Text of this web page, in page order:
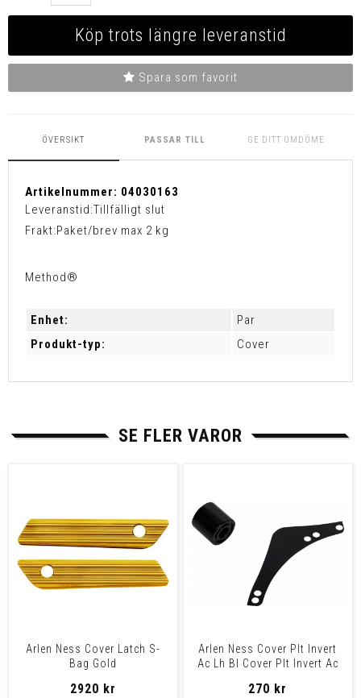
Köp trots längre leveranstid
Spara som favorit
ÖVERSIKT PASSAR TILL GE DITT OMDÖME
Artikelnummer: 04030163
Leveranstid:Tillfälligt slut
Frakt:Paket/brev max 2 kg
Method®
Enhet:
Par
Produkt-typ:
Cover
SE FLER VAROR
Arlen Ness Cover Latch S-
Bag Gold
2920 kr
Arlen Ness Cover Plt Invert
Ac Lh Bl Cover Plt Invert Ac
270 kr